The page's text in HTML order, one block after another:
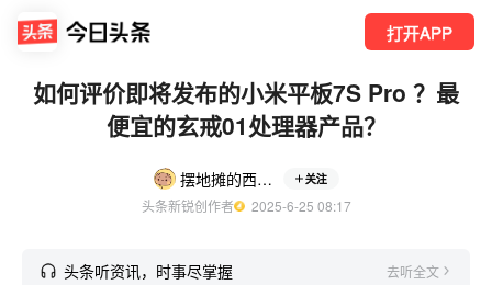
打开APP
如何评价即将发布的小米平板7S Pro ？最
便宜的玄戒01处理器产品？
摆地摊的西瓜君 关注
头条新锐创作者
  2025-6-25 08:17
头条听资讯，时事尽掌握 去听全文